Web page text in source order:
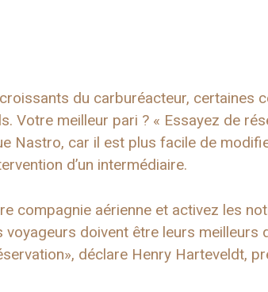
du carburéacteur, certaines
Votre meilleur pari ? « Essayez de
Nastro, car il est plus facile de
d’un intermédiaire.
compagnie aérienne et activez les
voyageurs doivent être leurs meilleurs
déclare Henry Harteveldt,